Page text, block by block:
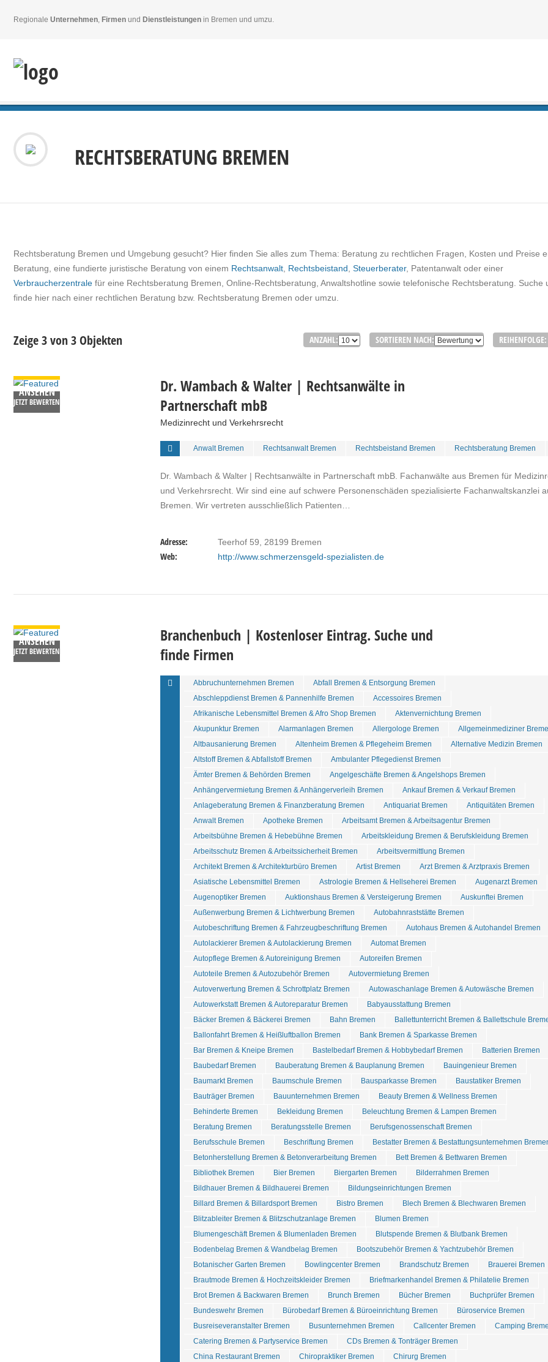
Regionale Unternehmen, Firmen und Dienstleistungen in Bremen und umzu.
RECHTSBERATUNG BREMEN
Rechtsberatung Bremen und Umgebung gesucht? Hier finden Sie alles zum Thema: Beratung zu rechtlichen Fragen, Kosten und Preise
Beratung, eine fundierte juristische Beratung von einem Rechtsanwalt Rechtsbeistand Steuerberater, Patentanwalt oder einer
Verbraucherzentrale für eine Rechtsberatung Bremen, Online-Rechtsberatung, Anwaltshotline sowie telefonische Rechtsberatung. Suche
finde hier nach einer rechtlichen Beratung bzw. Rechtsberatung Bremen oder umzu.
Zeige 3 von 3 Objekten ANZAHL: SORTIEREN NACH: REIHENFOLGE:
ANSEHEN
JETZT BEWERTEN
Dr. Wambach & Walter | Rechtsanwälte in
Partnerschaft mbB
Medizinrecht und Verkehrsrecht
Anwalt Bremen Rechtsanwalt Bremen Rechtsbeistand Bremen Rechtsberatung Bremen
Dr. Wambach & Walter | Rechtsanwälte in Partnerschaft mbB. Fachanwälte aus Bremen für
und Verkehrsrecht. Wir sind eine auf schwere Personenschäden spezialisierte Fachanwaltskanzlei
Bremen. Wir vertreten ausschließlich Patienten…
Adresse: Teerhof 59, 28199 Bremen
Web: http://www.schmerzensgeld-spezialisten.de
ANSEHEN
JETZT BEWERTEN
Branchenbuch | Kostenloser Eintrag. Suche und
finde Firmen
Abbruchunternehmen Bremen
Abfall Bremen & Entsorgung Bremen
Abschleppdienst Bremen & Pannenhilfe Bremen
Accessoires Bremen
Afrikanische Lebensmittel Bremen & Afro Shop Bremen
Aktenvernichtung Bremen
Akupunktur Bremen
Alarmanlagen Bremen Allergologe Bremen
Allgemeinmediziner
Altbausanierung Bremen
Altenheim Bremen & Pflegeheim Bremen
Alternative Medizin Bremen
Altstoff Bremen & Abfallstoff Bremen
Ambulanter Pflegedienst Bremen
Ämter Bremen & Behörden Bremen
Angelgeschäfte Bremen & Angelshops Bremen
Anhängervermietung Bremen & Anhängerverleih Bremen
Ankauf Bremen & Verkauf Bremen
Anlageberatung Bremen & Finanzberatung Bremen
Antiquariat Bremen
Antiquitäten Bremen
Anwalt Bremen
Apotheke Bremen
Arbeitsamt Bremen & Arbeitsagentur Bremen
Arbeitsbühne Bremen & Hebebühne Bremen
Arbeitskleidung Bremen & Berufskleidung Bremen
Arbeitsschutz Bremen & Arbeitssicherheit Bremen
Arbeitsvermittlung Bremen
Architekt Bremen & Architekturbüro Bremen
Artist Bremen
Arzt Bremen & Arztpraxis Bremen
Asiatische Lebensmittel Bremen
Astrologie Bremen & Hellseherei Bremen
Augenarzt Bremen
Augenoptiker Bremen
Auktionshaus Bremen & Versteigerung Bremen
Auskunftei Bremen
Außenwerbung Bremen & Lichtwerbung Bremen
Autobahnraststätte Bremen
Autobeschriftung Bremen & Fahrzeugbeschriftung Bremen
Autohaus Bremen & Autohandel Bremen
Autolackierer Bremen & Autolackierung Bremen
Automat Bremen
Autopflege Bremen & Autoreinigung Bremen
Autoreifen Bremen
Autoteile Bremen & Autozubehör Bremen
Autovermietung Bremen
Autoverwertung Bremen & Schrottplatz Bremen
Autowaschanlage Bremen & Autowäsche Bremen
Autowerkstatt Bremen & Autoreparatur Bremen
Babyausstattung Bremen
Bäcker Bremen & Bäckerei Bremen
Bahn Bremen
Ballettunterricht Bremen & Ballettschule
Ballonfahrt Bremen & Heißluftballon Bremen
Bank Bremen & Sparkasse Bremen
Bar Bremen & Kneipe Bremen
Bastelbedarf Bremen & Hobbybedarf Bremen
Batterien Bremen
Baubedarf Bremen
Bauberatung Bremen & Bauplanung Bremen
Bauingenieur Bremen
Baumarkt Bremen
Baumschule Bremen Bausparkasse Bremen
Baustatiker Bremen
Bauträger Bremen
Bauunternehmen Bremen
Beauty Bremen & Wellness Bremen
Behinderte Bremen
Bekleidung Bremen
Beleuchtung Bremen & Lampen Bremen
Beratung Bremen
Beratungsstelle Bremen
Berufsgenossenschaft Bremen
Berufsschule Bremen
Beschriftung Bremen
Bestatter Bremen & Bestattungsunternehmen
Betonherstellung Bremen & Betonverarbeitung Bremen
Bett Bremen & Bettwaren Bremen
Bibliothek Bremen
Bier Bremen Biergarten Bremen
Bilderrahmen Bremen
Bildhauer Bremen & Bildhauerei Bremen
Bildungseinrichtungen Bremen
Billard Bremen & Billardsport Bremen
Bistro Bremen
Blech Bremen & Blechwaren Bremen
Blitzableiter Bremen & Blitzschutzanlage Bremen
Blumen Bremen
Blumengeschäft Bremen & Blumenladen Bremen
Blutspende Bremen & Blutbank Bremen
Bodenbelag Bremen & Wandbelag Bremen
Bootszubehör Bremen & Yachtzubehör Bremen
Botanischer Garten Bremen
Bowlingcenter Bremen Brandschutz Bremen
Brauerei Bremen
Brautmode Bremen & Hochzeitskleider Bremen
Briefmarkenhandel Bremen & Philatelie Bremen
Brot Bremen & Backwaren Bremen
Brunch Bremen Bücher Bremen
Buchprüfer Bremen
Bundeswehr Bremen
Bürobedarf Bremen & Büroeinrichtung Bremen
Büroservice Bremen
Busreiseveranstalter Bremen
Busunternehmen Bremen Callcenter Bremen
Camping
Catering Bremen & Partyservice Bremen
CDs Bremen & Tonträger Bremen
China Restaurant Bremen
Chiropraktiker Bremen
Chirurg Bremen